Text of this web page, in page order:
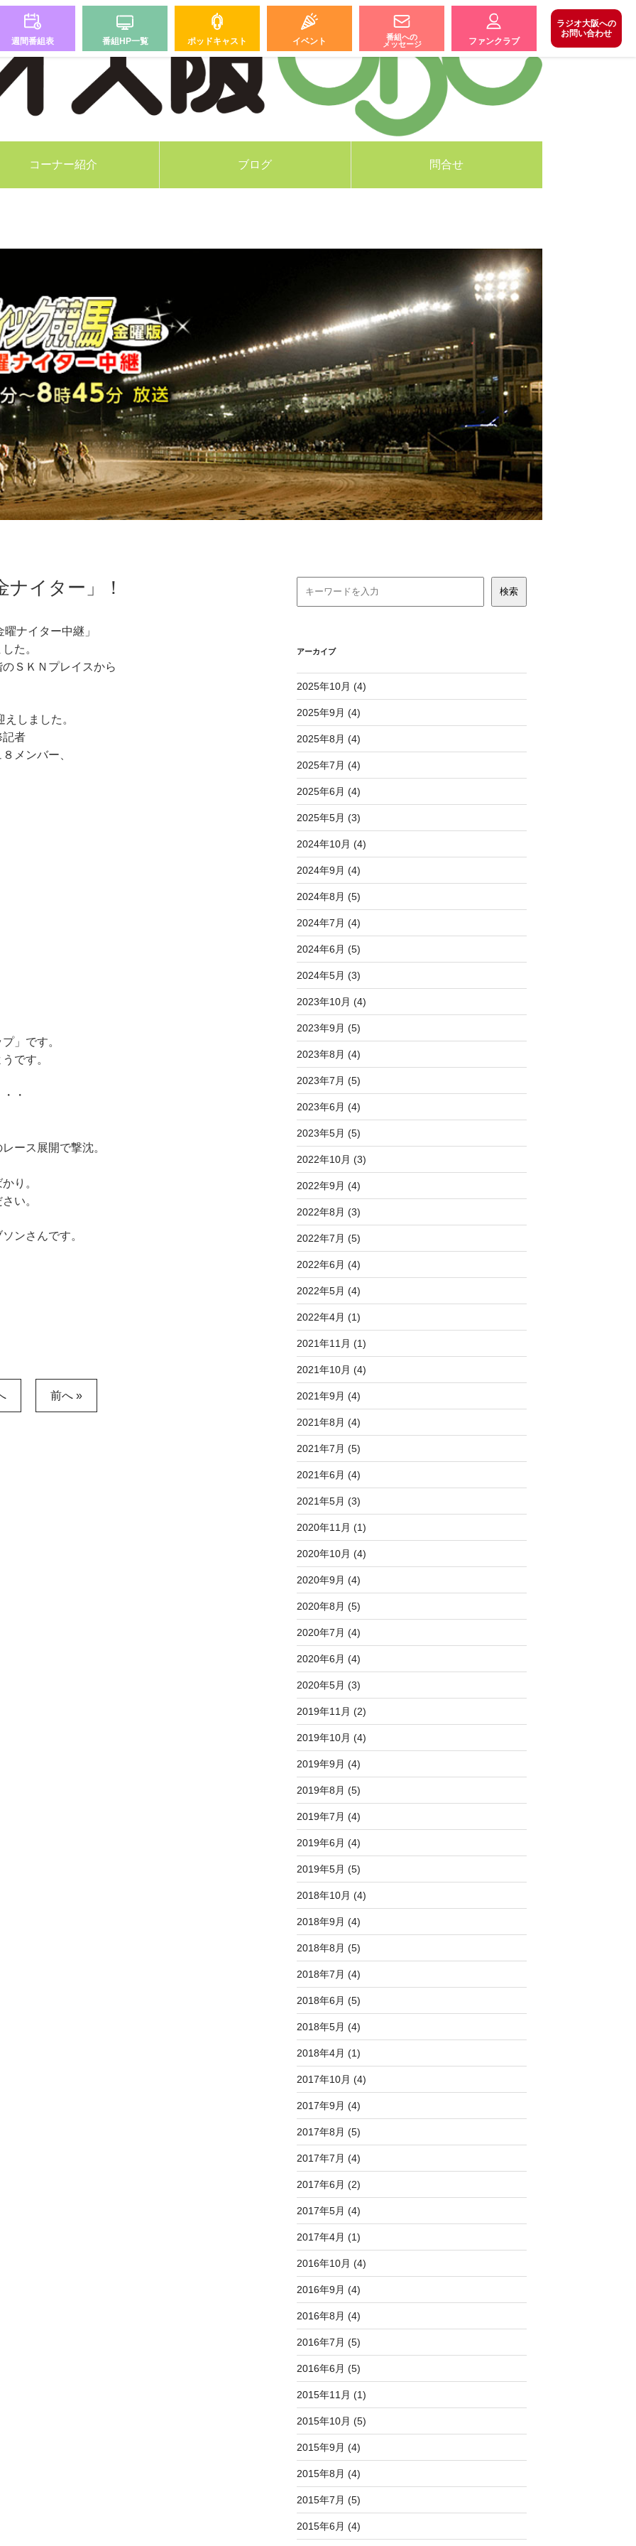
週間番組表 番組HP一覧 ポッドキャスト イベント
番組への
メッセージ
ファンクラブ
ラジオ大阪への
お問い合わせ
コーナー紹介 ブログ 問合せ
イター」！
ナイター中継」
た。
ＳＫＮプレイスから
しました。
記者
メンバー、
」です。
です。
・
ース展開で撃沈。
り。
い。
ンさんです。
前へ »
アーカイブ
2025年10月 (4)
2025年9月 (4)
2025年8月 (4)
2025年7月 (4)
2025年6月 (4)
2025年5月 (3)
2024年10月 (4)
2024年9月 (4)
2024年8月 (5)
2024年7月 (4)
2024年6月 (5)
2024年5月 (3)
2023年10月 (4)
2023年9月 (5)
2023年8月 (4)
2023年7月 (5)
2023年6月 (4)
2023年5月 (5)
2022年10月 (3)
2022年9月 (4)
2022年8月 (3)
2022年7月 (5)
2022年6月 (4)
2022年5月 (4)
2022年4月 (1)
2021年11月 (1)
2021年10月 (4)
2021年9月 (4)
2021年8月 (4)
2021年7月 (5)
2021年6月 (4)
2021年5月 (3)
2020年11月 (1)
2020年10月 (4)
2020年9月 (4)
2020年8月 (5)
2020年7月 (4)
2020年6月 (4)
2020年5月 (3)
2019年11月 (2)
2019年10月 (4)
2019年9月 (4)
2019年8月 (5)
2019年7月 (4)
2019年6月 (4)
2019年5月 (5)
2018年10月 (4)
2018年9月 (4)
2018年8月 (5)
2018年7月 (4)
2018年6月 (5)
2018年5月 (4)
2018年4月 (1)
2017年10月 (4)
2017年9月 (4)
2017年8月 (5)
2017年7月 (4)
2017年6月 (2)
2017年5月 (4)
2017年4月 (1)
2016年10月 (4)
2016年9月 (4)
2016年8月 (4)
2016年7月 (5)
2016年6月 (5)
2015年11月 (1)
2015年10月 (5)
2015年9月 (4)
2015年8月 (4)
2015年7月 (5)
2015年6月 (4)